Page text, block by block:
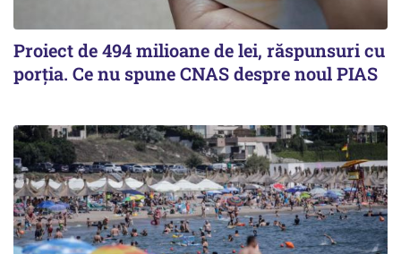
Proiect de 494 milioane de lei, răspunsuri cu
porția. Ce nu spune CNAS despre noul PIAS